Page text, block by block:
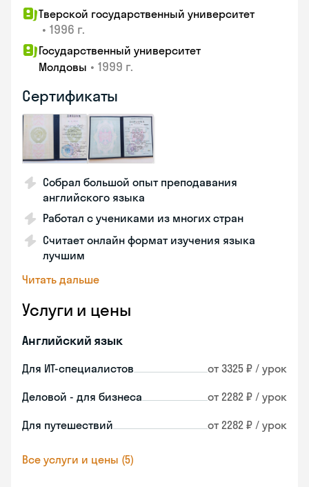
Тверской государственный университет
• 1996 г.
Государственный университет
Молдовы • 1999 г.
Сертификаты
Собрал большой опыт преподавания
английского языка
Работал с учениками из многих стран
Считает онлайн формат изучения языка
лучшим
Читать дальше
Услуги и цены
Английский язык
Для ИТ-специалистов от 3325 ₽ / урок
Деловой - для бизнеса от 2282 ₽ / урок
Для путешествий от 2282 ₽ / урок
Все услуги и цены (5)